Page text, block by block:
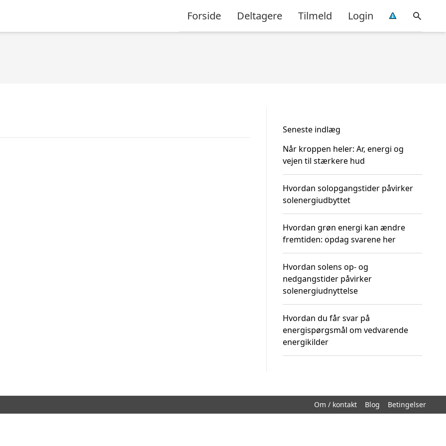
Forside Deltagere Tilmeld Login
Seneste indlæg
Når kroppen heler: Ar, energi og
vejen til stærkere hud
Hvordan solopgangstider påvirker
solenergiudbyttet
Hvordan grøn energi kan ændre
fremtiden: opdag svarene her
Hvordan solens op- og
nedgangstider påvirker
solenergiudnyttelse
Hvordan du får svar på
energispørgsmål om vedvarende
energikilder
Om / kontakt Blog Betingelser